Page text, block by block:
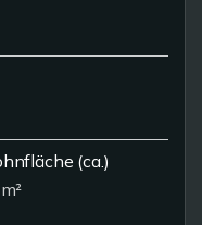
(ca.)